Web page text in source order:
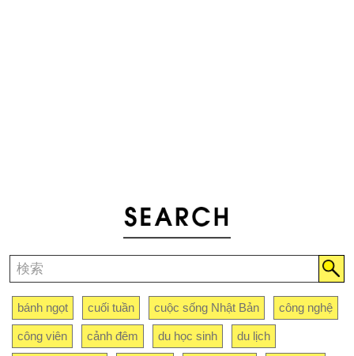
bánh ngọt cuối tuần cuộc sống Nhật Bản công nghệ
công viên cảnh đêm du học sinh du lịch